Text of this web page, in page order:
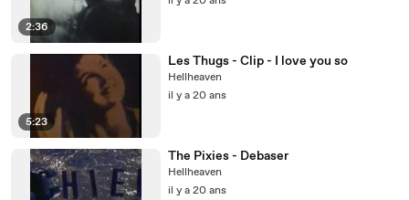
2:36
5:23
Les Thugs - Clip - I love you so
Hellheaven
il y a 20 ans
The Pixies - Debaser
Hellheaven
il y a 20 ans